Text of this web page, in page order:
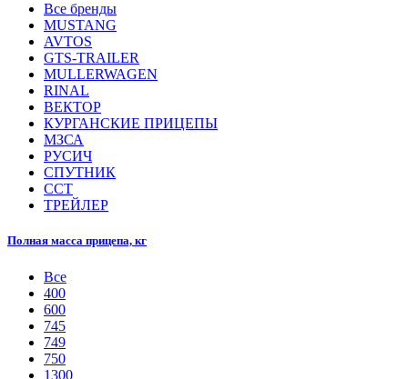
Все бренды
MUSTANG
AVTOS
GTS-TRAILER
MULLERWAGEN
RINAL
ВЕКТОР
КУРГАНСКИЕ ПРИЦЕПЫ
МЗСА
РУСИЧ
СПУТНИК
ССТ
ТРЕЙЛЕР
Полная масса прицепа, кг
Все
400
600
745
749
750
1300